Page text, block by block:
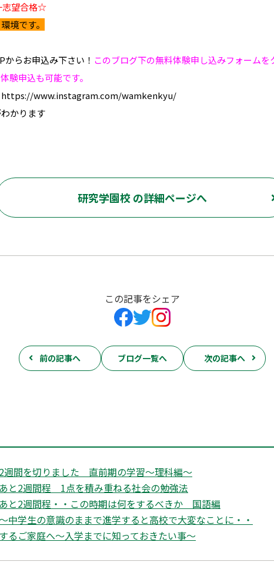
望合格☆
境です。
らお申込み下さい！ このブログ下の無料体験申し込みフォームを
験申込も可能です。
https://www.instagram.com/wamkenkyu/
かります
研究学園校 の詳細ページへ
この記事をシェア
前の記事へ ブログ一覧へ 次の記事へ
週間を切りました 直前期の学習～理科編〜
と2週間程 1点を積み重ねる社会の勉強法
と2週間程・・この時期は何をするべきか 国語編
中学生の意識のままで進学すると高校で大変なことに・・
るご家庭へ～入学までに知っておきたい事～